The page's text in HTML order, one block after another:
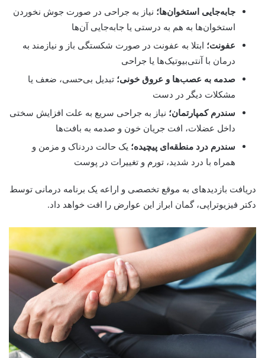
جابه‌جایی استخوان‌ها؛ نیاز به جراحی در صورت جوش نخوردن
استخوان‌ها به هم به درستی یا جابه‌جایی آن‌ها
عفونت؛ ابتلا به عفونت در صورت شکستگی باز و نیازمند به
درمان با آنتی‌بیوتیک‌ها یا جراحی
صدمه به عصب‌ها و عروق خونی؛ تبدیل بی‌حسی، ضعف یا
مشکلات دیگر در دست
سندرم کمپارتمان؛ نیاز به جراحی سریع به علت افزایش سختی
داخل عضلات، افت جریان خون و صدمه به بافت‌ها
سندرم درد منطقه‌ای پیچیده؛ یک حالت دردناک و مزمن و
همراه با درد شدید، تورم و تغییرات در پوست
دریافت بازدید‌های به موقع تخصصی و اراعه یک برنامه درمانی توسط
دکتر فیزیوتراپی، گمان ابراز این عوارض را افت خواهد داد.